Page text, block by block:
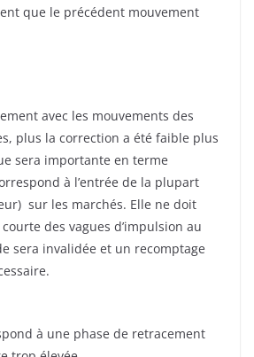
que le précédent mouvement
avec les mouvements des
plus la correction a été faible plus
sera importante en terme
à l’entrée de la plupart
sur les marchés. Elle ne doit
des vagues d’impulsion au
sera invalidée et un recomptage
à une phase de retracement